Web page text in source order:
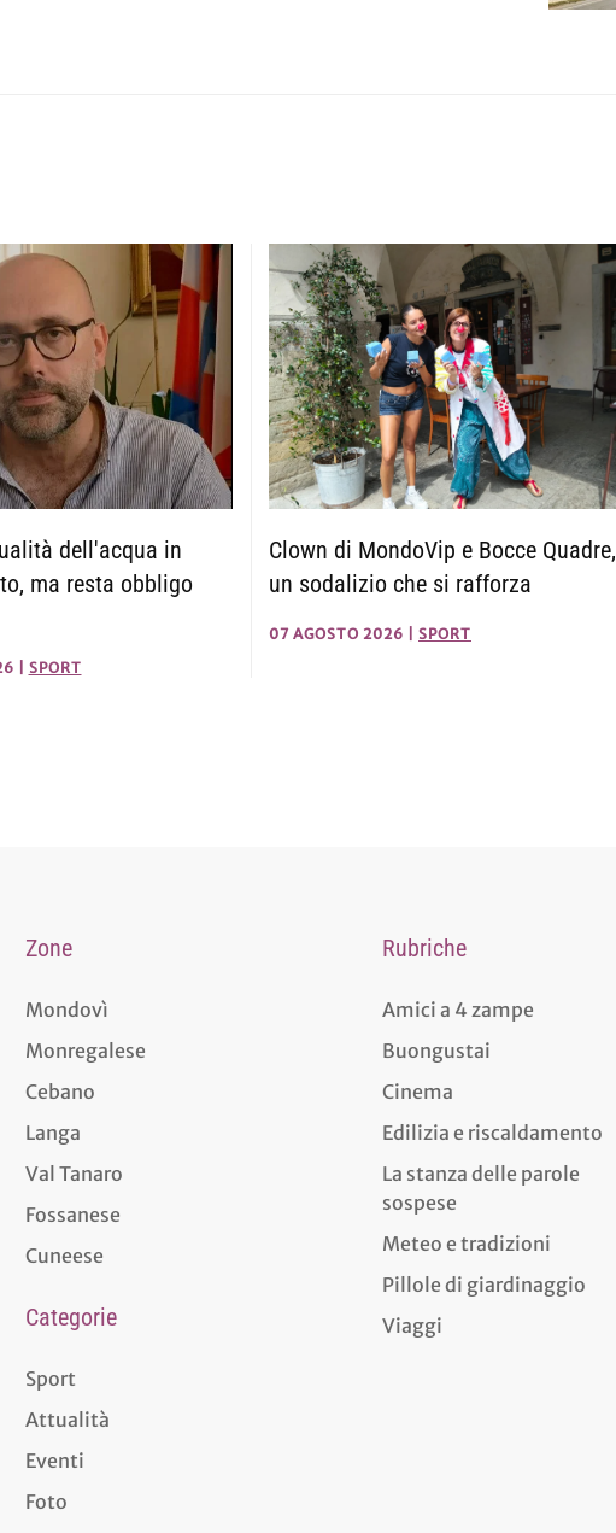
dell'acqua in
ma resta obbligo
SPORT
Clown di MondoVip e Bocce Quadre,
un sodalizio che si rafforza
07 AGOSTO 2026 SPORT
Zone
Mondovì
Monregalese
Cebano
Langa
Val Tanaro
Fossanese
Cuneese
Categorie
Sport
Attualità
Eventi
Foto
Rubriche
Amici a 4 zampe
Buongustai
Cinema
Edilizia e riscaldamento
La stanza delle parole
sospese
Meteo e tradizioni
Pillole di giardinaggio
Viaggi